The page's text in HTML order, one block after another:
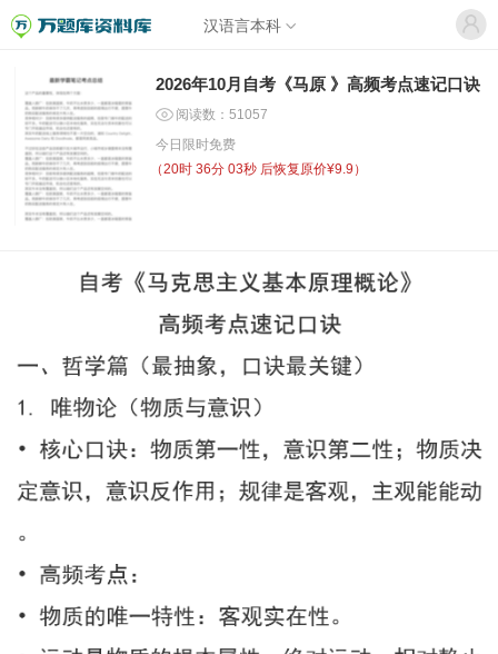
汉语言本科
2026年10月自考《马原 》高频考点速记口诀
阅读数：51057
今日限时免费
（20时 36分 02秒 后恢复原价¥9.9）